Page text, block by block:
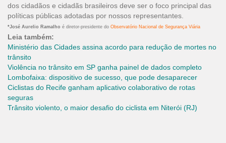
dos cidadãos e cidadãs brasileiros deve ser o foco principal das
políticas públicas adotadas por nossos representantes.
*José Aurelio Ramalho é diretor-presidente do Observatório Nacional de Segurança Viária
Leia também:
Ministério das Cidades assina acordo para redução de mortes no
trânsito
Violência no trânsito em SP ganha painel de dados completo
Lombofaixa: dispositivo de sucesso, que pode desaparecer
Ciclistas do Recife ganham aplicativo colaborativo de rotas
seguras
Trânsito violento, o maior desafio do ciclista em Niterói (RJ)